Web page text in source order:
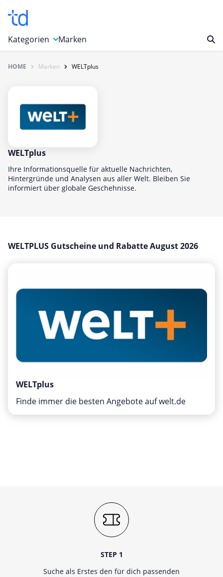
Kategorien
Auto, Motorrad & Werkzeuge
Computer & Elektronik
Entertainment & Media
Essen & Trinken
Foto, Druck & Büro
Gaming & Spielzeug
Mode & Accessoires
Sport & Freizeit
Urlaub & Reise
Marken
HOME Marken WELTplus
WELTplus
Ihre Informationsquelle für aktuelle Nachrichten,
Hintergründe und Analysen aus aller Welt. Bleiben Sie
informiert über globale Geschehnisse.
WELTPLUS Gutscheine und Rabatte August 2026
WELTplus
Finde immer die besten Angebote auf welt.de
STEP 1
Suche als Erstes den für dich passenden